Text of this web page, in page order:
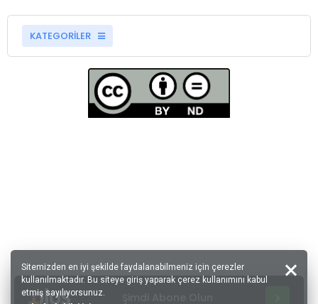
KATEGORİLER
Sitemizden en iyi şekilde faydalanabilmeniz için çerezler
kullanılmaktadır. Bu siteye giriş yaparak çerez kullanımını kabul
etmiş sayılıyorsunuz.